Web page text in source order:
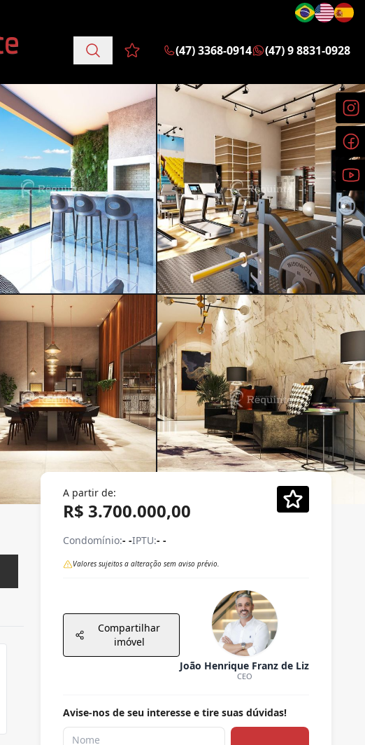
Favoritos (0 itens)
(47) 3368-0914 (47) 9 8831-0928
A partir de:
R$ 3.700.000,00
Condomínio:- -IPTU:- -
Valores sujeitos a alteração sem aviso prévio.
Compartilhar
imóvel
João Henrique Franz de Liz
CEO
Avise-nos de seu interesse e tire suas dúvidas!